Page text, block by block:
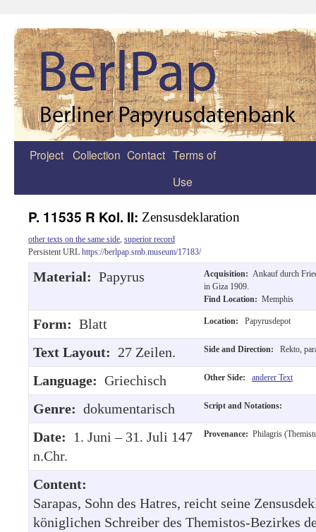
Zum
Project Collection Contact Terms of
Use
P. 11535 R Kol. II: Zensusdeklaration
other texts on the same side superior record
Persistent URL https://berlpap.smb.museum/17183/
Material: Papyrus Acquisition: Ankauf durch
in Giza 1909.
Find Location: Memphis
Form: Blatt Location: Papyrusdepot
Text Layout: 27 Zeilen. Side and Direction: Rekto,
Language: Griechisch Other Side: anderer Text
Genre: dokumentarisch Script and Notations:
Date: 1. Juni – 31. Juli 147
n.Chr.
Provenance: Philagris
Content:
Sarapas, Sohn des Hatres, reicht seine
königlichen Schreiber des Themistos-Bezirkes